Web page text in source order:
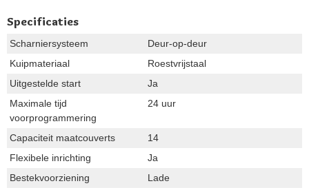
Specificaties
Scharniersysteem
Deur-op-deur
Kuipmateriaal
Roestvrijstaal
Uitgestelde start
Ja
Maximale tijd
voorprogrammering
24 uur
Capaciteit maatcouverts
14
Flexibele inrichting
Ja
Bestekvoorziening
Lade